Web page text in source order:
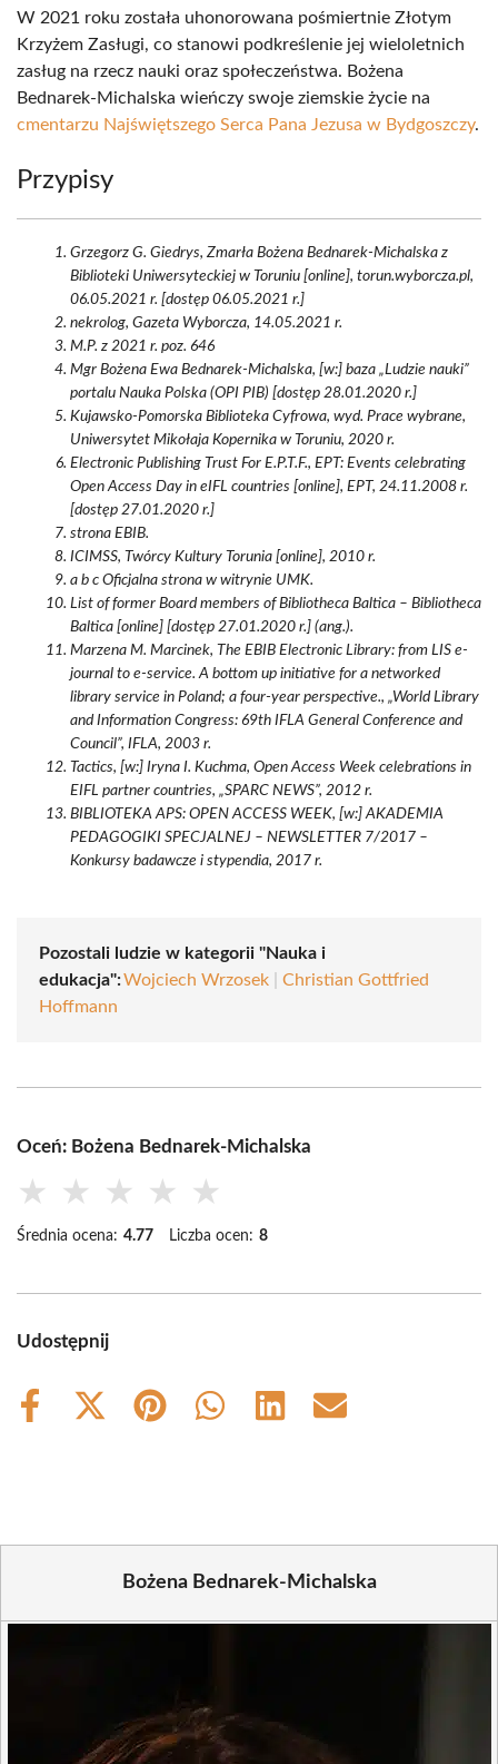
W 2021 roku została uhonorowana pośmiertnie Złotym
Krzyżem Zasługi, co stanowi podkreślenie jej wieloletnich
zasług na rzecz nauki oraz społeczeństwa. Bożena
Bednarek-Michalska wieńczy swoje ziemskie życie na
cmentarzu Najświętszego Serca Pana Jezusa w Bydgoszczy.
Przypisy
Grzegorz G. Giedrys, Zmarła Bożena Bednarek-Michalska z
Biblioteki Uniwersyteckiej w Toruniu [online], torun.wyborcza.pl,
06.05.2021 r. [dostęp 06.05.2021 r.]
nekrolog, Gazeta Wyborcza, 14.05.2021 r.
M.P. z 2021 r. poz. 646
Mgr Bożena Ewa Bednarek-Michalska, [w:] baza „Ludzie nauki”
portalu Nauka Polska (OPI PIB) [dostęp 28.01.2020 r.]
Kujawsko-Pomorska Biblioteka Cyfrowa, wyd. Prace wybrane,
Uniwersytet Mikołaja Kopernika w Toruniu, 2020 r.
Electronic Publishing Trust For E.P.T.F., EPT: Events celebrating
Open Access Day in eIFL countries [online], EPT, 24.11.2008 r.
[dostęp 27.01.2020 r.]
strona EBIB.
ICIMSS, Twórcy Kultury Torunia [online], 2010 r.
a b c Oficjalna strona w witrynie UMK.
List of former Board members of Bibliotheca Baltica – Bibliotheca
Baltica [online] [dostęp 27.01.2020 r.] (ang.).
Marzena M. Marcinek, The EBIB Electronic Library: from LIS e-
journal to e-service. A bottom up initiative for a networked
library service in Poland; a four-year perspective., „World Library
and Information Congress: 69th IFLA General Conference and
Council”, IFLA, 2003 r.
Tactics, [w:] Iryna I. Kuchma, Open Access Week celebrations in
EIFL partner countries, „SPARC NEWS”, 2012 r.
BIBLIOTEKA APS: OPEN ACCESS WEEK, [w:] AKADEMIA
PEDAGOGIKI SPECJALNEJ – NEWSLETTER 7/2017 –
Konkursy badawcze i stypendia, 2017 r.
Pozostali ludzie w kategorii "Nauka i
edukacja":Wojciech Wrzosek
Christian Gottfried
Hoffmann
Oceń: Bożena Bednarek-Michalska
★ ★ ★ ★ ★
Średnia ocena: 4.77 Liczba ocen: 8
Udostępnij
Share
Share
Share
Share
Share
Share
Bożena Bednarek-Michalska